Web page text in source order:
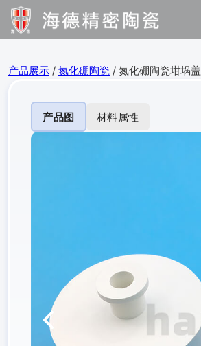
产品展示 / 氮化硼陶瓷 / 氮化硼陶瓷坩埚盖
产品图 材料属性